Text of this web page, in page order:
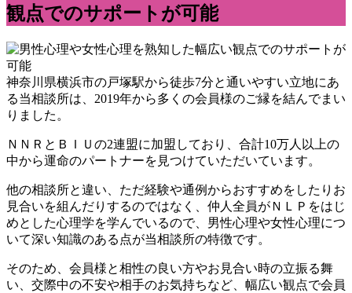
観点でのサポートが可能
神奈川県横浜市の戸塚駅から徒歩7分と通いやすい立地にあ
る当相談所は、2019年から多くの会員様のご縁を結んでまい
りました。
ＮＮＲとＢＩＵの2連盟に加盟しており、合計10万人以上の
中から運命のパートナーを見つけていただいています。
他の相談所と違い、ただ経験や通例からおすすめをしたりお
見合いを組んだりするのではなく、仲人全員がＮＬＰをはじ
めとした心理学を学んでいるので、男性心理や女性心理につ
いて深い知識のある点が当相談所の特徴です。
そのため、会員様と相性の良い方やお見合い時の立振る舞
い、交際中の不安や相手のお気持ちなど、幅広い観点で会員